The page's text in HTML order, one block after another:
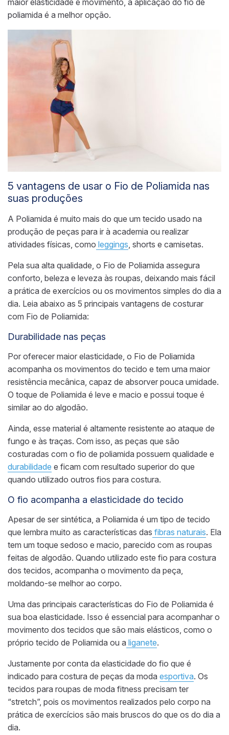
poliamida é a melhor opção.
5 vantagens de usar o Fio de Poliamida nas
suas produções
A Poliamida é muito mais do que um tecido usado na
produção de peças para ir à academia ou realizar
atividades físicas, como leggings, shorts e camisetas.
Pela sua alta qualidade, o Fio de Poliamida assegura
conforto, beleza e leveza às roupas, deixando mais fácil
a prática de exercícios ou os movimentos simples do dia a
dia. Leia abaixo as 5 principais vantagens de costurar
com Fio de Poliamida:
Durabilidade nas peças
Por oferecer maior elasticidade, o Fio de Poliamida
acompanha os movimentos do tecido e tem uma maior
resistência mecânica, capaz de absorver pouca umidade.
O toque de Poliamida é leve e macio e possui toque é
similar ao do algodão.
Ainda, esse material é altamente resistente ao ataque de
fungo e às traças. Com isso, as peças que são
costuradas com o fio de poliamida possuem qualidade e
durabilidade e ficam com resultado superior do que
quando utilizado outros fios para costura.
O fio acompanha a elasticidade do tecido
Apesar de ser sintética, a Poliamida é um tipo de tecido
que lembra muito as características das fibras naturais. Ela
tem um toque sedoso e macio, parecido com as roupas
feitas de algodão. Quando utilizado este fio para costura
dos tecidos, acompanha o movimento da peça,
moldando-se melhor ao corpo.
Uma das principais características do Fio de Poliamida é
sua boa elasticidade. Isso é essencial para acompanhar o
movimento dos tecidos que são mais elásticos, como o
próprio tecido de Poliamida ou a liganete.
Justamente por conta da elasticidade do fio que é
indicado para costura de peças da moda esportiva. Os
tecidos para roupas de moda fitness precisam ter
“stretch”, pois os movimentos realizados pelo corpo na
prática de exercícios são mais bruscos do que os do dia a
dia.